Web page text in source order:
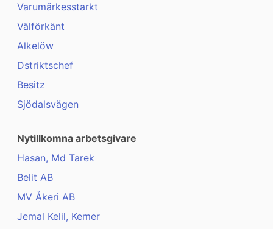
Varumärkesstarkt
Välförkänt
Alkelöw
Dstriktschef
Besitz
Sjödalsvägen
Nytillkomna arbetsgivare
Hasan, Md Tarek
Belit AB
MV Åkeri AB
Jemal Kelil, Kemer